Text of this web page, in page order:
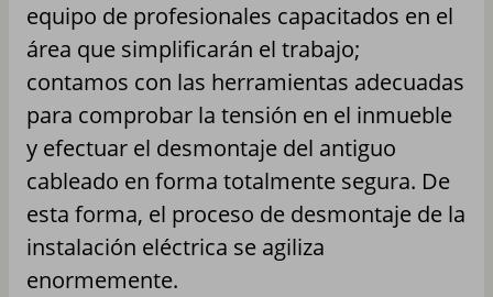
equipo de profesionales capacitados en el
área que simplificarán el trabajo;
contamos con las herramientas adecuadas
para comprobar la tensión en el inmueble
y efectuar el desmontaje del antiguo
cableado en forma totalmente segura. De
esta forma, el proceso de desmontaje de la
instalación eléctrica se agiliza
enormemente.